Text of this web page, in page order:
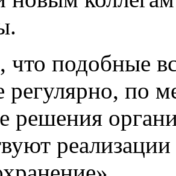
подобные
регулярно, по
решения